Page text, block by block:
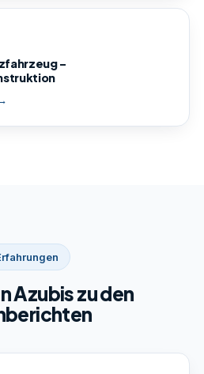
–
Azubis zu den